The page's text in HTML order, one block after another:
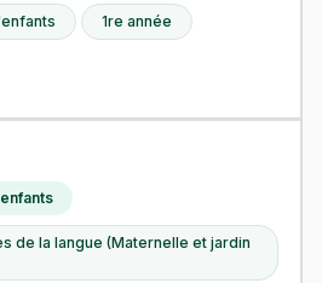
1re année
de la langue (Maternelle et jardin